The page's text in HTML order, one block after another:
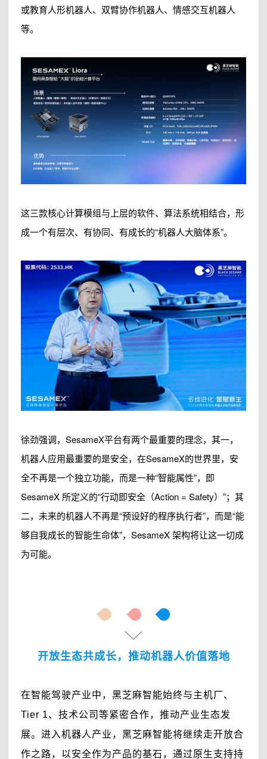
或教育人形机器人、双臂协作机器人、情感交互机器人
等。
这三款核心计算模组与上层的软件、算法系统相结合，形
成一个有层次、有协同、有成长的“机器人大脑体系”。
徐劲强调，SesameX平台有两个最重要的理念，其一，
机器人应用最重要的是安全，在SesameX的世界里，安
全不再是一个独立功能，而是一种“智能属性”，即
SesameX 所定义的“行动即安全（Action = Safety）”；其
二，未来的机器人不再是“预设好的程序执行者”，而是“能
够自我成长的智能生命体”，SesameX 架构将让这一切成
为可能。
开放生态共成长，推动机器人价值落地
在智能驾驶产业中，黑芝麻智能始终与主机厂、
Tier 1、技术公司等紧密合作，推动产业生态发
展。进入机器人产业，黑芝麻智能将继续走开放合
作之路，以安全作为产品的基石，通过原生支持持